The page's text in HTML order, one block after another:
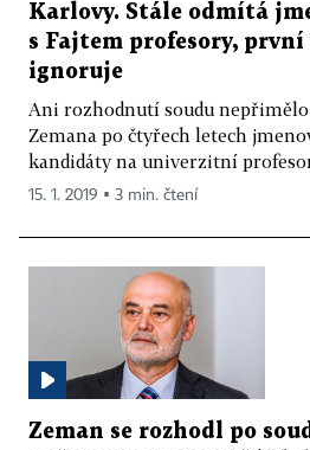
Karlovy. Stále odmítá
s Fajtem profesory,
ignoruje
Ani rozhodnutí soudu
Zemana po čtyřech letech
kandidáty na univerzitní
15. 1. 2019 ▪ 3 min. čtení
Zeman se rozhodl po